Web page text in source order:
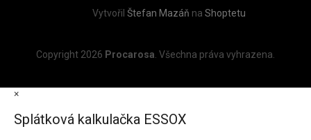
Vytvořil Štefan Mazáň na Shoptetu
Copyright 2026 Procarosa . Všechna práva vyhrazena.
×
Splátková kalkulačka ESSOX